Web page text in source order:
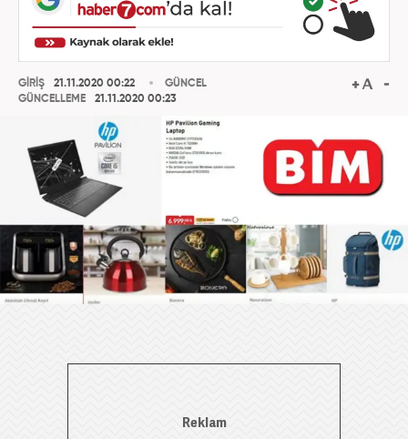
GİRİŞ
21.11.2020 00:22
GÜNCELLEME
21.11.2020 00:23
GÜNCEL